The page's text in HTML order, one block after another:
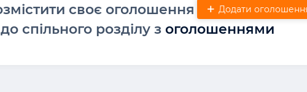
своє оголошення Додати
спільного розділу з оголошеннями